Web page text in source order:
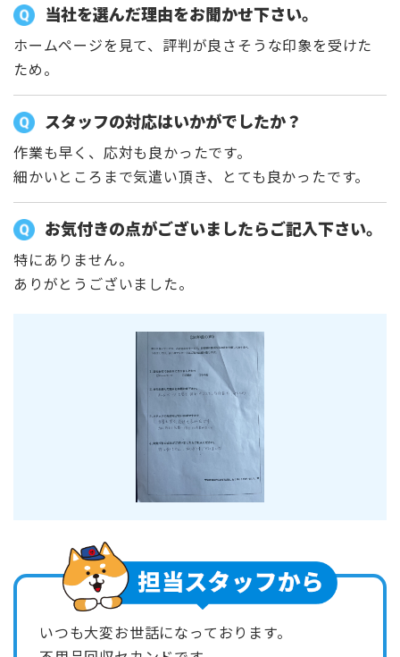
当社を選んだ理由をお聞かせ下さい。
ホームページを見て、評判が良さそうな印象を受けた
ため。
スタッフの対応はいかがでしたか？
作業も早く、応対も良かったです。
細かいところまで気遣い頂き、とても良かったです。
お気付きの点がございましたらご記入下さい。
特にありません。
ありがとうございました。
いつも大変お世話になっております。